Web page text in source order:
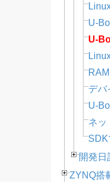
U-
U-
デバ
U-
ネッ
SDK
開発日
ZYNQ搭